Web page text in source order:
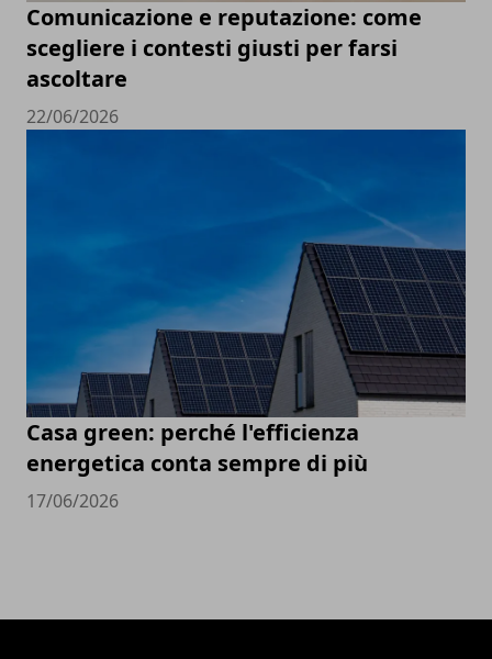
Comunicazione e reputazione: come
scegliere i contesti giusti per farsi
ascoltare
22/06/2026
Casa green: perché l'efficienza
energetica conta sempre di più
17/06/2026